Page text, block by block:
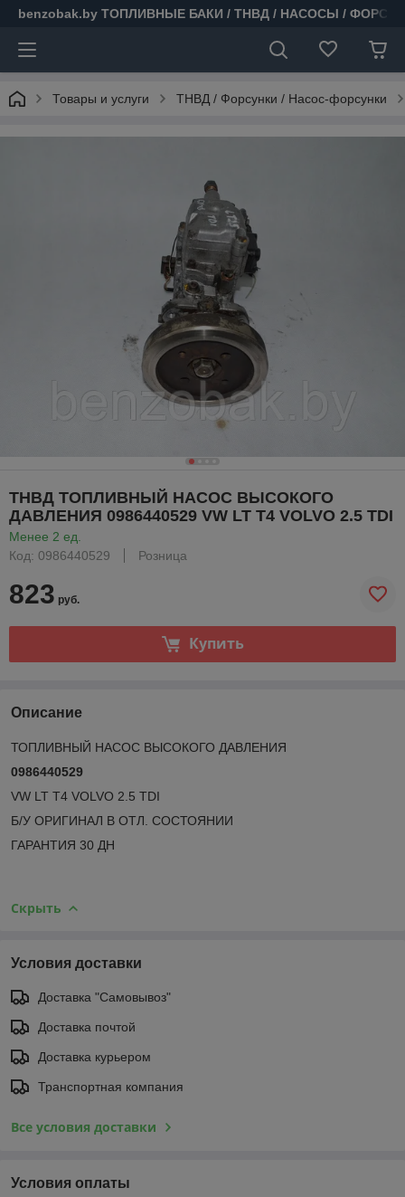
benzobak.by ТОПЛИВНЫЕ БАКИ / ТНВД / НАСОСЫ /
Товары и услуги ТНВД / Форсунки / Насос-форсунки
ТНВД ТОПЛИВНЫЙ НАСОС ВЫСОКОГО
ДАВЛЕНИЯ 0986440529 VW LT T4 VOLVO 2.5 TDI
Менее 2 ед.
Код: 0986440529
Розница
823 руб.
Купить
Описание
ТОПЛИВНЫЙ НАСОС ВЫСОКОГО ДАВЛЕНИЯ
0986440529
VW LT T4 VOLVO 2.5 TDI
Б/У ОРИГИНАЛ В ОТЛ. СОСТОЯНИИ
ГАРАНТИЯ 30 ДН
Скрыть
Условия доставки
Доставка "Самовывоз"
Доставка почтой
Доставка курьером
Транспортная компания
Все условия доставки
Условия оплаты